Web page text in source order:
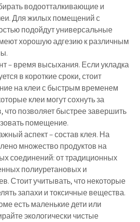
водоотталкивающие и
Для жилых помещений с
подойдут универсальные
хорошую адгезию к различным
– время высыхания. Если укладка
в короткие сроки, стоит
на клеи с быстрым временем
клеи могут сохнуть за
что позволяет быстрее завершить
помещение.
аспект – состав клея. На
множество продуктов на
соединений: от традиционных
полиуретановых и
Стоит учитывать, что некоторые
запахи и токсичные вещества.
есть маленькие дети или
экологически чистые